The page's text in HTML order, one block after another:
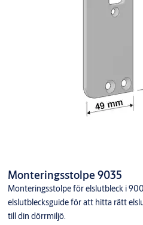
Monteringsstolpe 9035
Monteringsstolpe för elslutbleck i
elslutblecksguide för att hitta rätt
till din dörrmiljö.